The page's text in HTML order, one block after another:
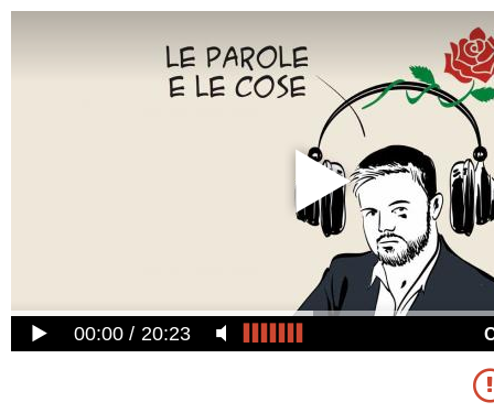
00:00 20:23